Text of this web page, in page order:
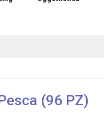
(96 PZ)